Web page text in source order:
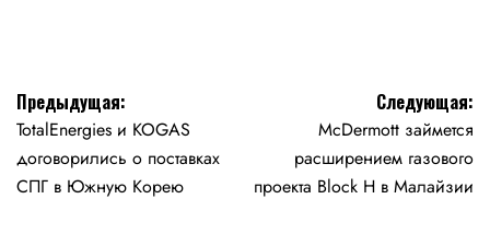
Навигация
по
записям
Предыдущая:
TotalEnergies и KOGAS
договорились о поставках
СПГ в Южную Корею
Следующая:
McDermott займется
расширением газового
проекта Block H в Малайзии